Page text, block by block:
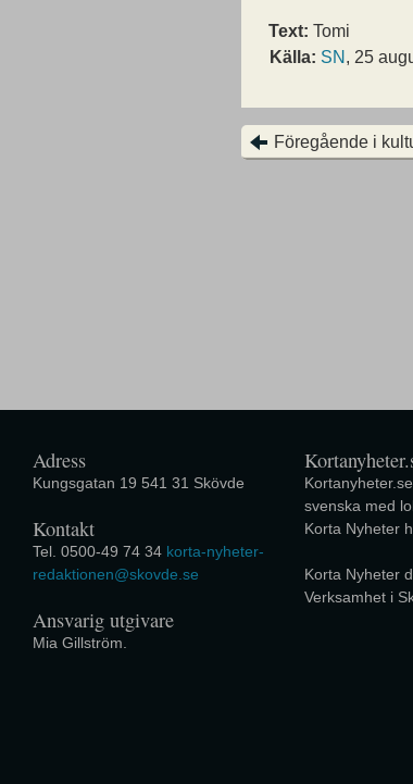
Text: Tomi
Källa: SN , 25
Föregående i
Adress
Kungsgatan 19 541 31 Skövde
Kontakt
Tel. 0500-49 74 34 korta-nyheter-
redaktionen@skovde.se
Ansvarig utgivare
Mia Gillström.
svenska med
Korta Nyheter
Korta Nyheter
Verksamhet i